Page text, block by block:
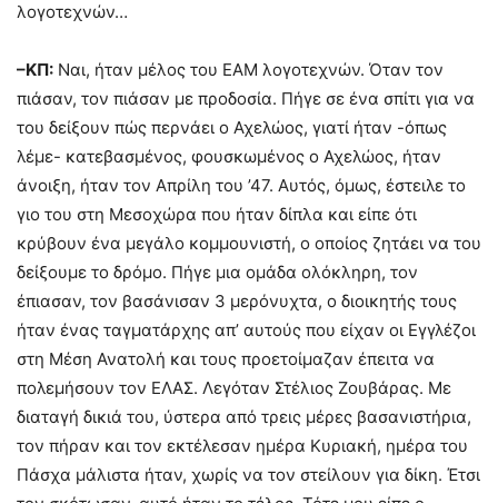
λογοτεχνών…
–ΚΠ: Ναι, ήταν μέλος του ΕΑΜ λογοτεχνών. Όταν τον
πιάσαν, τον πιάσαν με προδοσία. Πήγε σε ένα σπίτι για να
του δείξουν πώς περνάει ο Αχελώος, γιατί ήταν -όπως
λέμε- κατεβασμένος, φουσκωμένος ο Αχελώος, ήταν
άνοιξη, ήταν τον Απρίλη του ’47. Αυτός, όμως, έστειλε το
γιο του στη Μεσοχώρα που ήταν δίπλα και είπε ότι
κρύβουν ένα μεγάλο κομμουνιστή, ο οποίος ζητάει να του
δείξουμε το δρόμο. Πήγε μια ομάδα ολόκληρη, τον
έπιασαν, τον βασάνισαν 3 μερόνυχτα, ο διοικητής τους
ήταν ένας ταγματάρχης απ’ αυτούς που είχαν οι Εγγλέζοι
στη Μέση Ανατολή και τους προετοίμαζαν έπειτα να
πολεμήσουν τον ΕΛΑΣ. Λεγόταν Στέλιος Ζουβάρας. Με
διαταγή δικιά του, ύστερα από τρεις μέρες βασανιστήρια,
τον πήραν και τον εκτέλεσαν ημέρα Κυριακή, ημέρα του
Πάσχα μάλιστα ήταν, χωρίς να τον στείλουν για δίκη. Έτσι